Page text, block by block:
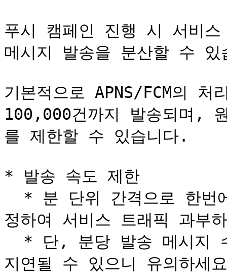
푸시 캠페인 진행 시 서비
메시지 발송을 분산할 수 있
기본적으로 APNS/FCM의
100,000건까지 발송되며,
를 제한할 수 있습니다.
* 발송 속도 제한
정하여 서비스 트래픽 과부
지연될 수 있으니 유의하세